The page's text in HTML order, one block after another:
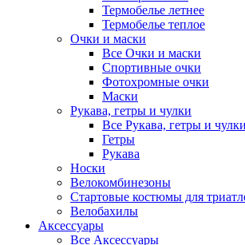
Термобелье летнее
Термобелье теплое
Очки и маски
Все Очки и маски
Спортивные очки
Фотохромные очки
Маски
Рукава, гетры и чулки
Все Рукава, гетры и чулки
Гетры
Рукава
Носки
Велокомбинезоны
Стартовые костюмы для
Велобахилы
Аксессуары
Все Аксессуары